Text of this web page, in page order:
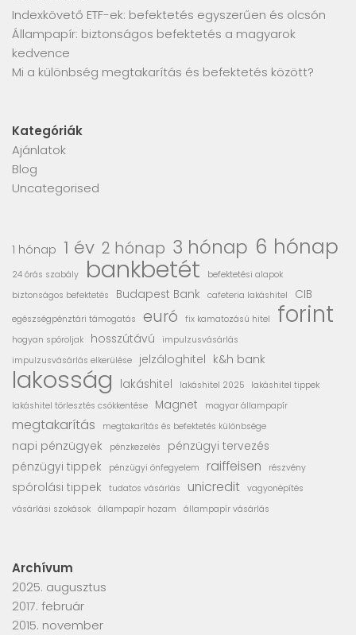
Indexkövető ETF-ek: befektetés egyszerűen és olcsón
Állampapír: biztonságos befektetés a magyarok
kedvence
Mi a különbség megtakarítás és befektetés között?
Kategóriák
Ajánlatok
Blog
Uncategorised
1 hónap 1 év 2 hónap 3 hónap 6 hónap
24 órás szabály bankbetét
befektetési alapok
biztonságos befektetés
Budapest Bank cafeteria lakáshitel CIB
egészségpénztári támogatás euró fix kamatozású hitel forint
hogyan spóroljak hosszútávú
impulzusvásárlás
impulzusvásárlás elkerülése
jelzáloghitel k&h bank
lakosság lakáshitel lakáshitel 2025
lakáshitel tippek
lakáshitel törlesztés csökkentése
Magnet magyar állampapír
megtakarítás megtakarítás és befektetés különbsége
napi pénzügyek pénzkezelés
pénzügyi tervezés
pénzügyi tippek
pénzügyi önfegyelem raiffeisen részvény
spórolási tippek tudatos vásárlás unicredit vagyonépítés
vásárlási szokások állampapír hozam állampapír vásárlás
Archívum
2025. augusztus
2017. február
2015. november